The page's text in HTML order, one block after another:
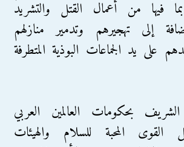
فيها من أعمال القتل والتشريد
إلى تهجيرهم وتدمير منازلهم
على يد الجماعات البوذية المتطرفة
بحكومات العالمين العربي
القوى المحبة للسلام والهيئات